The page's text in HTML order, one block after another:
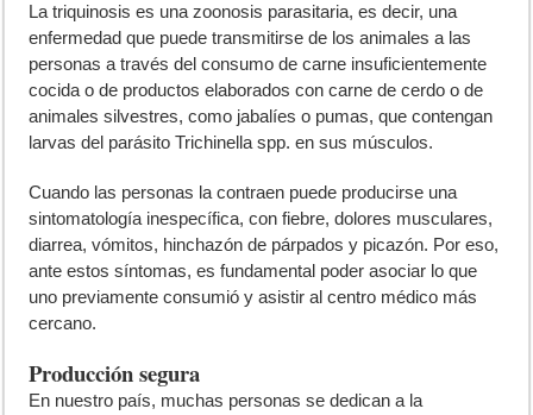
La triquinosis es una zoonosis parasitaria, es decir, una
enfermedad que puede transmitirse de los animales a las
personas a través del consumo de carne insuficientemente
cocida o de productos elaborados con carne de cerdo o de
animales silvestres, como jabalíes o pumas, que contengan
larvas del parásito Trichinella spp. en sus músculos.
Cuando las personas la contraen puede producirse una
sintomatología inespecífica, con fiebre, dolores musculares,
diarrea, vómitos, hinchazón de párpados y picazón. Por eso,
ante estos síntomas, es fundamental poder asociar lo que
uno previamente consumió y asistir al centro médico más
cercano.
Producción segura
En nuestro país, muchas personas se dedican a la